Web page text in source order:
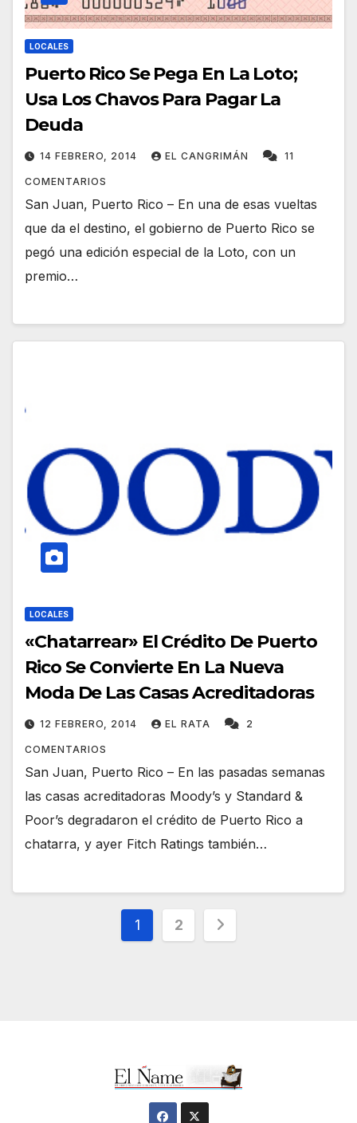
LOCALES
Puerto Rico Se Pega En La Loto;
Usa Los Chavos Para Pagar La
Deuda
14 FEBRERO, 2014 EL CANGRIMÁN 11
COMENTARIOS
San Juan, Puerto Rico – En una de esas vueltas
que da el destino, el gobierno de Puerto Rico se
pegó una edición especial de la Loto, con un
premio…
LOCALES
«Chatarrear» El Crédito De Puerto
Rico Se Convierte En La Nueva
Moda De Las Casas Acreditadoras
12 FEBRERO, 2014 EL RATA 2
COMENTARIOS
San Juan, Puerto Rico – En las pasadas semanas
las casas acreditadoras Moody’s y Standard &
Poor’s degradaron el crédito de Puerto Rico a
chatarra, y ayer Fitch Ratings también…
Navegación
1 2